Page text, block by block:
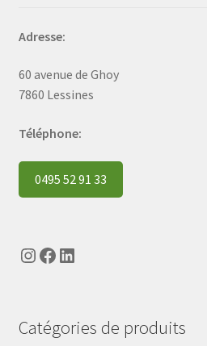
Adresse:
60 avenue de Ghoy
7860 Lessines
Téléphone:
0495 52 91 33
Instagram
Facebook
LinkedIn
Catégories de produits